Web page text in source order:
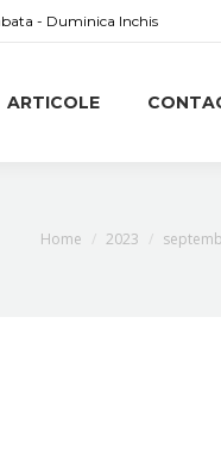
- Duminica Inchis
ARTICOLE
You are here:
Home 2023